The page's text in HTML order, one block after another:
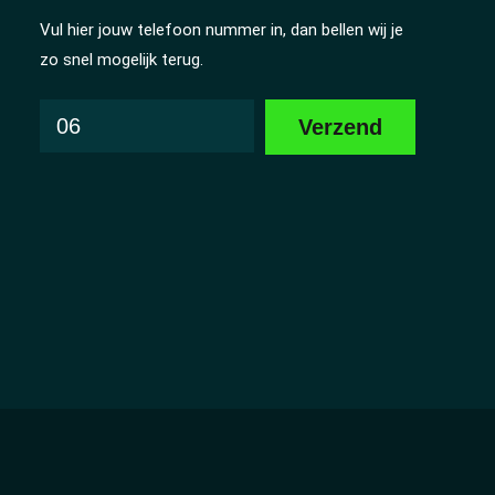
Vul hier jouw telefoon nummer in, dan bellen wij je
zo snel mogelijk terug.